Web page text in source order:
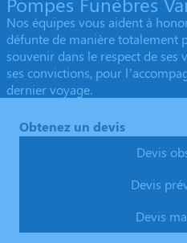
Nos équipes vous aident à
défunte de manière totalement
souvenir dans le respect de ses
ses convictions, pour
dernier voyage.
Obtenez un devis
Devis
Devis
Devis